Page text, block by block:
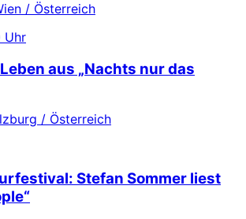
/ Österreich
Uhr
aus „Nachts nur das
/ Österreich
Stefan Sommer liest